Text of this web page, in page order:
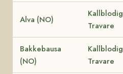
Alva (NO)
Kallblodig
Travare
Bakkebausa
(NO)
Kallblodig
Travare